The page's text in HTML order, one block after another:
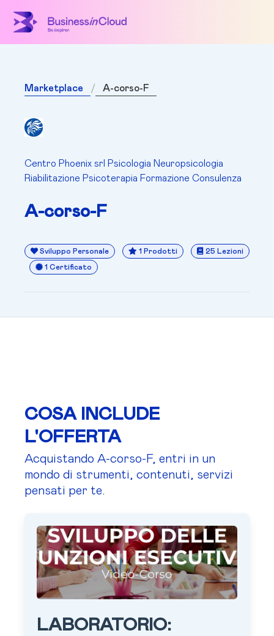
Marketplace A-corso-F
Centro Phoenix srl Psicologia Neuropsicologia
Riabilitazione Psicoterapia Formazione Consulenza
A-corso-F
Sviluppo Personale 1 Prodotti 25 Lezioni
1 Certificato
COSA INCLUDE
L'OFFERTA
Acquistando A-corso-F, entri in un
mondo di strumenti, contenuti, servizi
pensati per te.
LABORATORIO: